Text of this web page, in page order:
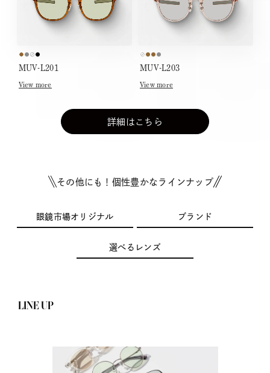
MUV-L201
View more
MUV-L203
View more
詳細はこちら
その他にも！個性豊かなラインナップ
眼鏡市場オリジナル ブランド
選べるレンズ
LINE UP